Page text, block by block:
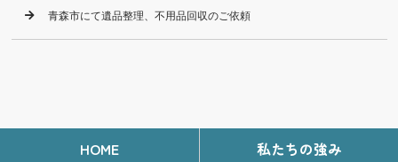
青森市にて遺品整理、不用品回収のご依頼
HOME
私たちの強み